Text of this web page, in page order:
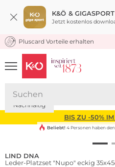
K&Ö &
Jetzt kostenlos
KOSTENLOSER
Pluscard Vorteile erhalten
UNSERE APP
CLICK &
BIS ZU -50%
Nachhaltig
Beliebt! 4 Personen haben
LIND DNA
Leder-Platzset "Nupo" eckig